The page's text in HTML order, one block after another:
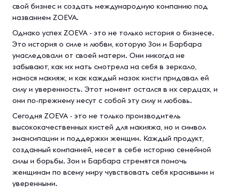
свой бизнес и создать международную компанию под
названием ZOEVA.
Однако успех ZOEVA - это не только история о бизнесе.
Это история о силе и любви, которую Зои и Барбара
унаследовали от своей матери. Они никогда не
забывают, как их мать смотрела на себя в зеркало,
нанося макияж, и как каждый мазок кисти придавал ей
силу и уверенность. Этот момент остался в их сердцах, и
они по-прежнему несут с собой эту силу и любовь.
Сегодня ZOEVA - это не только производитель
высококачественных кистей для макияжа, но и символ
эмансипации и поддержки женщин. Каждый продукт,
созданный компанией, несет в себе историю семейной
силы и борьбы. Зои и Барбара стремятся помочь
женщинам по всему миру чувствовать себя красивыми и
уверенными.